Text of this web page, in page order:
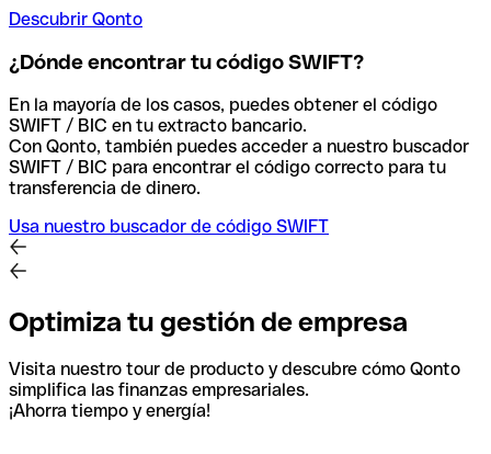
Descubrir Qonto
¿Dónde encontrar tu código SWIFT?
En la mayoría de los casos, puedes obtener el código
SWIFT / BIC en tu extracto bancario.
Con Qonto, también puedes acceder a nuestro buscador
SWIFT / BIC para encontrar el código correcto para tu
transferencia de dinero.
Usa nuestro buscador de código SWIFT
Optimiza tu gestión de empresa
Visita nuestro tour de producto y descubre cómo Qonto
simplifica las finanzas empresariales.
¡Ahorra tiempo y energía!